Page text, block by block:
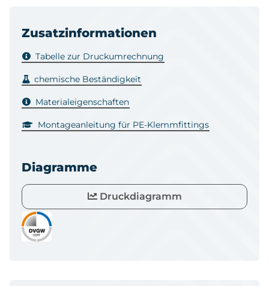
Zusatzinformationen
Tabelle zur Druckumrechnung
chemische Beständigkeit
Materialeigenschaften
Montageanleitung für PE-Klemmfittings
Diagramme
Druckdiagramm